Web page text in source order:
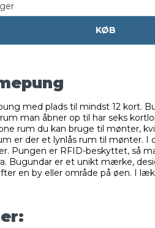
KØB
med plads til mindst 12 kort.
man åbner op til har seks
rum du kan bruge til mønter,
er der et lynlås rum til mønter. I
Pungen er RFID-beskyttet, så
Bugundar er et unikt mærke,
en by eller område på øen. I